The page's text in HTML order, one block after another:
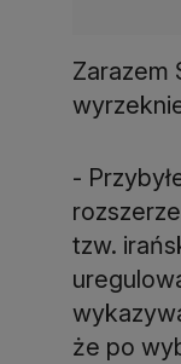
Zarazem
-
tzw.
że po